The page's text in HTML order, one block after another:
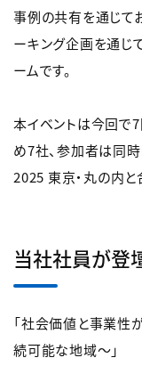
事例の共有を通じて
ーキング企画を通じ
ームです。
本イベントは今回で
め7社、参加者は同
2025 東京・丸の内と
当社社員が登
「社会価値と事業性
続可能な地域～」